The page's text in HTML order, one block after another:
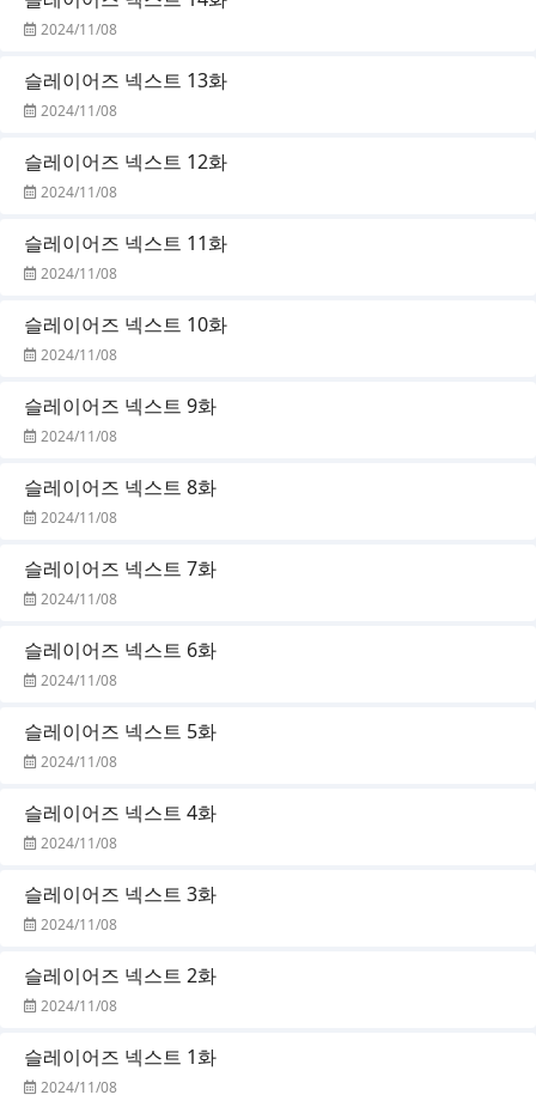
2024/11/08
슬레이어즈 넥스트 13화
2024/11/08
슬레이어즈 넥스트 12화
2024/11/08
슬레이어즈 넥스트 11화
2024/11/08
슬레이어즈 넥스트 10화
2024/11/08
슬레이어즈 넥스트 9화
2024/11/08
슬레이어즈 넥스트 8화
2024/11/08
슬레이어즈 넥스트 7화
2024/11/08
슬레이어즈 넥스트 6화
2024/11/08
슬레이어즈 넥스트 5화
2024/11/08
슬레이어즈 넥스트 4화
2024/11/08
슬레이어즈 넥스트 3화
2024/11/08
슬레이어즈 넥스트 2화
2024/11/08
슬레이어즈 넥스트 1화
2024/11/08